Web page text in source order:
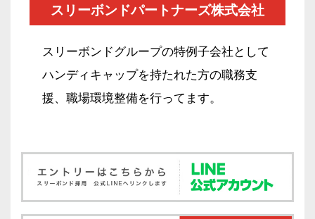
スリーボンドパートナーズ株式会社
スリーボンドグループの特例子会社として
ハンディキャップを持たれた方の職務支
援、職場環境整備を行ってます。